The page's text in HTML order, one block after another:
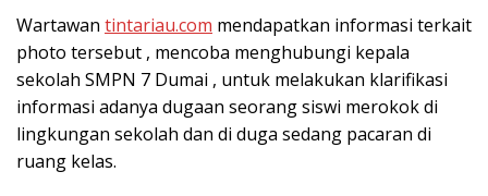
Wartawan tintariau.com mendapatkan informasi terkait
photo tersebut , mencoba menghubungi kepala
sekolah SMPN 7 Dumai , untuk melakukan klarifikasi
informasi adanya dugaan seorang siswi merokok di
lingkungan sekolah dan di duga sedang pacaran di
ruang kelas.